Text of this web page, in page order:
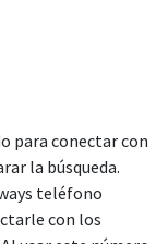
para conectar con
la búsqueda.
teléfono
con los